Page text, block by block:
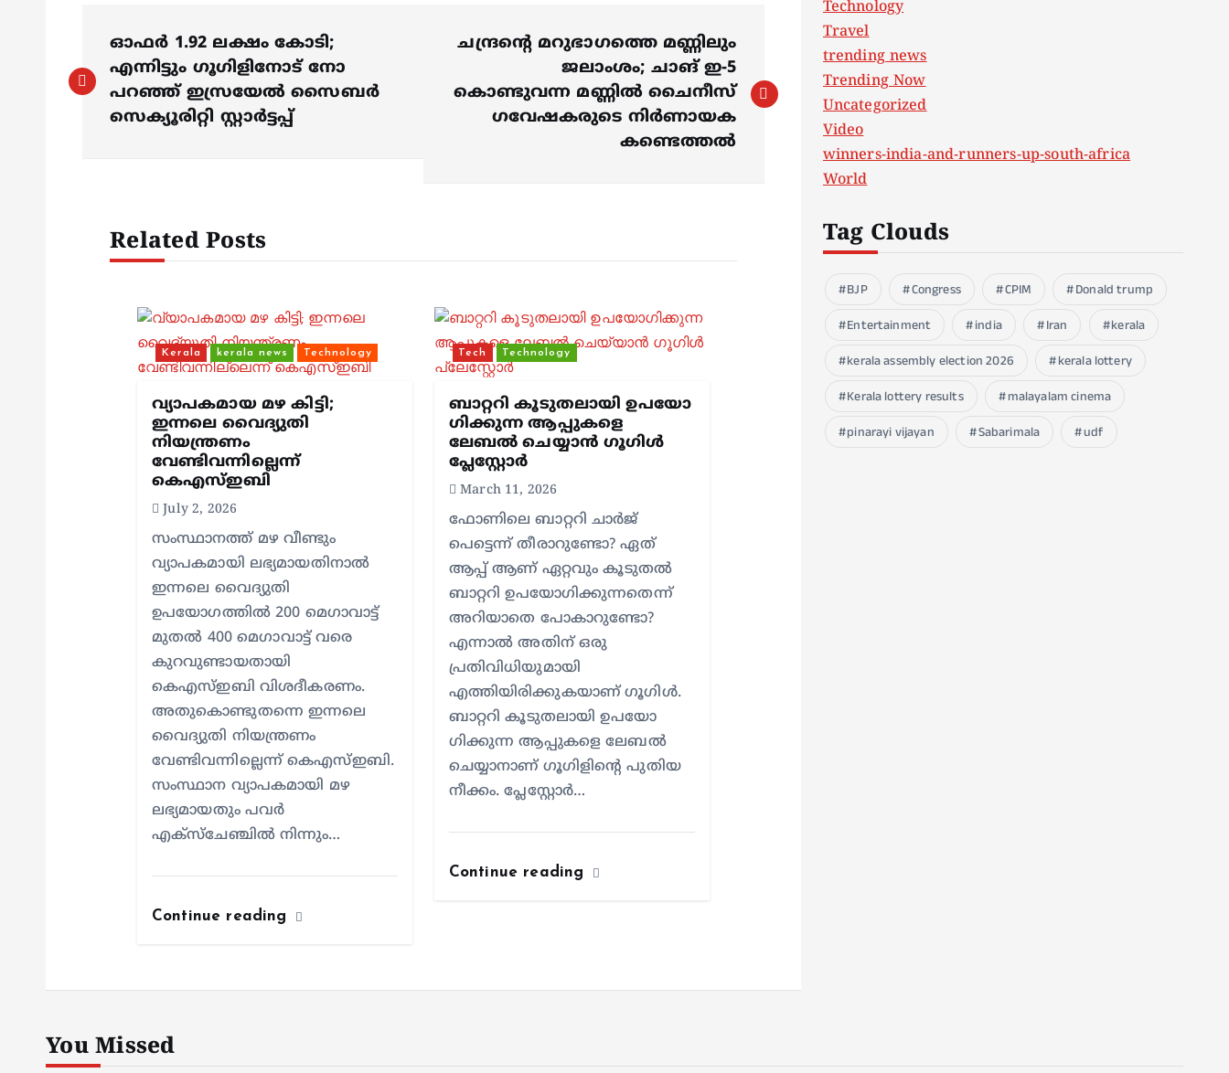
o
ഓഫര്‍ 1.92 ലക്ഷം കോടി;
എന്നിട്ടും ഗൂഗിളിനോട് നോ
പറഞ്ഞ് ഇസ്രയേല്‍ സൈബര്‍
സെക്യൂരിറ്റി സ്റ്റാര്‍ട്ടപ്പ്
ചന്ദ്രന്റെ മറുഭാ​ഗത്തെ മണ്ണിലും
ജലാംശം; ചാങ് ഇ-5
കൊണ്ടുവന്ന മണ്ണില്‍ ചൈനീസ്
​ഗവേഷകരുടെ നിർണായക
കണ്ടെത്തൽ
Related Posts
Kerala kerala news Technology
വ്യാപകമായ മഴ കിട്ടി;
ഇന്നലെ വൈദ്യുതി
നിയന്ത്രണം
വേണ്ടിവന്നില്ലെന്ന്
കെഎസ്ഇബി
July 2, 2026
സംസ്ഥാനത്ത് മഴ വീണ്ടും
വ്യാപകമായി ലഭ്യമായതിനാൽ
ഇന്നലെ വൈദ്യുതി
ഉപയോഗത്തിൽ 200 മെഗാവാട്ട്
മുതൽ 400 മെഗാവാട്ട് വരെ
കുറവുണ്ടായതായി
കെഎസ്ഇബി വിശദീകരണം.
അതുകൊണ്ടുതന്നെ ഇന്നലെ
വൈദ്യുതി നിയന്ത്രണം
വേണ്ടിവന്നില്ലെന്ന് കെഎസ്ഇബി.
സംസ്ഥാന വ്യാപകമായി മഴ
ലഭ്യമായതും പവർ
എക്സ്ചേഞ്ചിൽ നിന്നും…
Continue reading
Tech Technology
ബാറ്ററി കൂടുതലായി ഉപയോ​
ഗിക്കുന്ന ആപ്പുകളെ
ലേബൽ ചെയ്യാൻ ​ഗൂ​ഗിൾ
പ്ലേസ്റ്റോർ
March 11, 2026
ഫോണിലെ ബാറ്ററി ചാർജ്
പെട്ടെന്ന് തീരാറുണ്ടോ? ഏത്
ആപ്പ് ആണ് ഏറ്റവും കൂടുതൽ
ബാറ്ററി ഉപയോ​ഗിക്കുന്നതെന്ന്
അറിയാതെ പോകാറുണ്ടോ?
എന്നാൽ അതിന് ഒരു
പ്രതിവിധിയുമായി
എത്തിയിരിക്കുകയാണ് ​ഗൂ​ഗിൾ.
ബാറ്ററി കൂടുതലായി ഉപയോ​
ഗിക്കുന്ന ആപ്പുകളെ ലേബൽ
ചെയ്യാനാണ് ​ഗൂ​ഗിളിന്റെ പുതിയ
നീക്കം. പ്ലേസ്റ്റോർ…
Continue reading
Technology
Travel
trending news
Trending Now
Uncategorized
Video
winners-india-and-runners-up-south-africa
World
Tag Clouds
BJP Congress CPIM
Donald trump
Entertainment
india Iran
kerala
kerala assembly election 2026
kerala lottery
Kerala lottery results
malayalam cinema
pinarayi vijayan
Sabarimala udf
You Missed